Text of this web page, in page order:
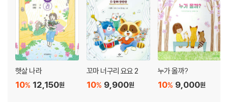
햇살 나라
12,150원
10%
꼬마 너구리 요요 2
9,900원
10%
누가 올까?
9,000원
10%